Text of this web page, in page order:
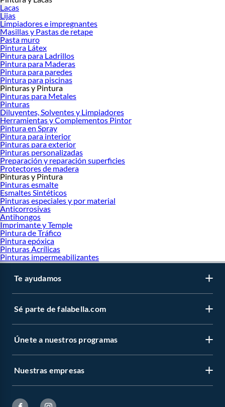
Lacas
Lijas
Limpiadores e impregnantes
Masillas y Pastas de retape
Pasta muro
Pintura Látex
Pintura para Ladrillos
Pintura para Maderas
Pintura para paredes
Pintura para piscinas
Pinturas y Pintura
Pinturas para Metales
Pinturas
Diluyentes, Solventes y Limpiadores
Herramientas y Complementos Pintor
Pintura en Spray
Pintura para interior
Pinturas para exterior
Pinturas personalizadas
Preparación y reparación superficies
Protectores de madera
Pinturas y Pintura
Pinturas esmalte
Esmaltes Sintéticos
Pinturas especiales y por material
Anticorrosivas
Antihongos
Imprimante y Temple
Pintura de Tráfico
Pintura epóxica
Pinturas Acrílicas
Pinturas impermeabilizantes
Te ayudamos
Sé parte de falabella.com
Únete a nuestros programas
Nuestras empresas